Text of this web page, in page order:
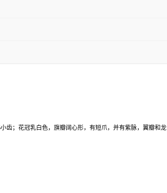
；花冠乳白色，旗瓣阔心形，有短爪，并有紫脉，翼瓣和龙